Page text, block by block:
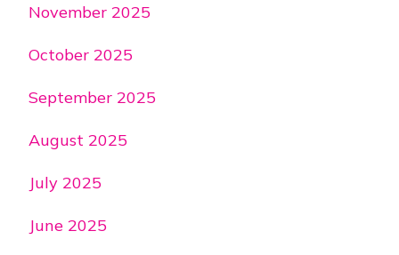
November 2025
October 2025
September 2025
August 2025
July 2025
June 2025